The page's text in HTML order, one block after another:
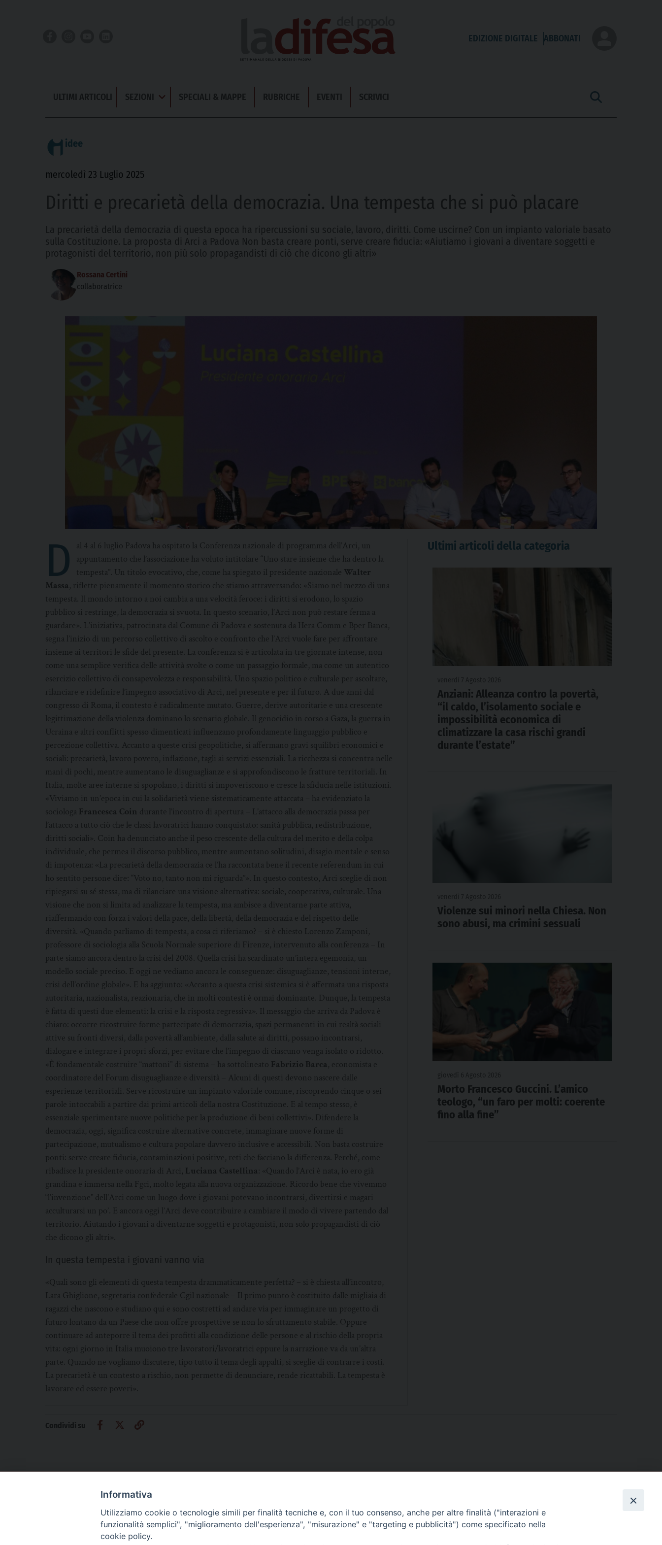
EDIZIONE DIGITALE ABBONATI
ULTIMI ARTICOLI SEZIONI
Apri
Menu
SPECIALI & MAPPE RUBRICHE EVENTI SCRIVICI
idee
mercoledì 23 Luglio 2025
Diritti e precarietà della democrazia. Una tempesta che si può placare
La precarietà della democrazia di questa epoca ha ripercussioni su sociale, lavoro, diritti. Come uscirne? Con un impianto valoriale basato
sulla Costituzione. La proposta di Arci a Padova Non basta creare ponti, serve creare fiducia: «Aiutiamo i giovani a diventare soggetti e
protagonisti del territorio, non più solo propagandisti di ciò che dicono gli altri»
Rossana Certini
collaboratrice
D
al 4 al 6 luglio Padova ha ospitato la Conferenza nazionale di programma dell’Arci, un
appuntamento che l’associazione ha voluto intitolare “Uno stare insieme che ha dentro la
tempesta”. Un titolo evocativo, che, come ha spiegato il presidente nazionaleWalter
Massa, riflette pienamente il momento storico che stiamo attraversando: «Siamo nel mezzo di una
tempesta. Il mondo intorno a noi cambia a una velocità feroce: i diritti si erodono, lo spazio
pubblico si restringe, la democrazia si svuota. In questo scenario, l’Arci non può restare ferma a
guardare». L’iniziativa, patrocinata dal Comune di Padova e sostenuta da Hera Comm e Bper Banca,
segna l’inizio di un percorso collettivo di ascolto e confronto che l’Arci vuole fare per affrontare
insieme ai territori le sfide del presente. La conferenza si è articolata in tre giornate intense, non
come una semplice verifica delle attività svolte o come un passaggio formale, ma come un autentico
esercizio collettivo di consapevolezza e responsabilità. Uno spazio politico e culturale per ascoltare,
rilanciare e ridefinire l’impegno associativo di Arci, nel presente e per il futuro. A due anni dal
congresso di Roma, il contesto è radicalmente mutato. Guerre, derive autoritarie e una crescente
legittimazione della violenza dominano lo scenario globale. Il genocidio in corso a Gaza, la guerra in
Ucraina e altri conflitti spesso dimenticati influenzano profondamente linguaggio pubblico e
percezione collettiva. Accanto a queste crisi geopolitiche, si affermano gravi squilibri economici e
sociali: precarietà, lavoro povero, inflazione, tagli ai servizi essenziali. La ricchezza si concentra nelle
mani di pochi, mentre aumentano le disuguaglianze e si approfondiscono le fratture territoriali. In
Italia, molte aree interne si spopolano, i diritti si impoveriscono e cresce la sfiducia nelle istituzioni.
«Viviamo in un’epoca in cui la solidarietà viene sistematicamente attaccata – ha evidenziato la
sociologa Francesca Coin durante l’incontro di apertura – L’attacco alla democrazia passa per
l’attacco a tutto ciò che le classi lavoratrici hanno conquistato: sanità pubblica, redistribuzione,
diritti sociali». Coin ha denunciato anche il peso crescente della cultura del merito e della colpa
individuale, che permea il discorso pubblico, mentre aumentano solitudini, disagio mentale e senso
di impotenza: «La precarietà della democrazia ce l’ha raccontata bene il recente referendum in cui
ho sentito persone dire: “Voto no, tanto non mi riguarda”». In questo contesto, Arci sceglie di non
ripiegarsi su sé stessa, ma di rilanciare una visione alternativa: sociale, cooperativa, culturale. Una
visione che non si limita ad analizzare la tempesta, ma ambisce a diventarne parte attiva,
riaffermando con forza i valori della pace, della libertà, della democrazia e del rispetto delle
diversità. «Quando parliamo di tempesta, a cosa ci riferiamo? – si è chiesto Lorenzo Zamponi,
professore di sociologia alla Scuola Normale superiore di Firenze, intervenuto alla conferenza – In
parte siamo ancora dentro la crisi del 2008. Quella crisi ha scardinato un’intera egemonia, un
modello sociale preciso. E oggi ne vediamo ancora le conseguenze: disuguaglianze, tensioni interne,
crisi dell’ordine globale». E ha aggiunto: «Accanto a questa crisi sistemica si è affermata una risposta
autoritaria, nazionalista, reazionaria, che in molti contesti è ormai dominante. Dunque, la tempesta
è fatta di questi due elementi: la crisi e la risposta regressiva». Il messaggio che arriva da Padova è
chiaro: occorre ricostruire forme partecipate di democrazia, spazi permanenti in cui realtà sociali
attive su fronti diversi, dalla povertà all’ambiente, dalla salute ai diritti, possano incontrarsi,
dialogare e integrare i propri sforzi, per evitare che l’impegno di ciascuno venga isolato o ridotto.
«È fondamentale costruire “mattoni” di sistema – ha sottolineato Fabrizio Barca, economista e
coordinatore del Forum disuguaglianze e diversità – Alcuni di questi devono nascere dalle
esperienze territoriali. Serve ricostruire un impianto valoriale comune, riscoprendo cinque o sei
parole intoccabili a partire dai primi articoli della nostra Costituzione. E al tempo stesso, è
essenziale sperimentare nuove politiche per la produzione di beni collettivi». Difendere la
democrazia, oggi, significa costruire alternative concrete, immaginare nuove forme di
partecipazione, mutualismo e cultura popolare davvero inclusive e accessibili. Non basta costruire
ponti: serve creare fiducia, contaminazioni positive, reti che facciano la differenza. Perché, come
ribadisce la presidente onoraria di Arci, Luciana Castellina : «Quando l’Arci è nata, io ero già
grandina e immersa nella Fgci, molto legata alla nuova organizzazione. Ricordo bene che vivemmo
“l’invenzione” dell’Arci come un luogo dove i giovani potevano incontrarsi, divertirsi e magari
acculturarsi un po’. E ancora oggi l’Arci deve contribuire a cambiare il modo di vivere partendo dal
territorio. Aiutando i giovani a diventarne soggetti e protagonisti, non solo propagandisti di ciò
che dicono gli altri».
In questa tempesta i giovani vanno via
«Quali sono gli elementi di questa tempesta drammaticamente perfetta? – si è chiesta all’incontro,
Lara Ghiglione, segretaria confederale Cgil nazionale – Il primo punto è costituito dalle migliaia di
ragazzi che nascono e studiano qui e sono costretti ad andare via per immaginare un progetto di
futuro lontano da un Paese che non offre prospettive se non lo sfruttamento stabile. Oppure
continuare ad anteporre il tema dei profitti alla condizione delle persone e al rischio della propria
vita: ogni giorno in Italia muoiono tre lavoratori/lavoratrici eppure la narrazione va da un’altra
parte. Quando ne vogliamo discutere, tipo tutto il tema degli appalti, si sceglie di contrarre i costi.
La precarietà è un contesto a rischio, non permette di denunciare, rende ricattabili. La tempesta è
lavorare ed essere poveri».
Ultimi articoli della categoria
Anziani: Alleanza contro la povertà,
“il caldo, l’isolamento sociale e
impossibilità economica di
climatizzare la casa rischi grandi
durante l’estate”
Violenze sui minori nella Chiesa. Non
sono abusi, ma crimini sessuali
Morto Francesco Guccini. L’amico
teologo, “un faro per molti: coerente
fino alla fine”
Condividi su
AMMINISTRAZIONE TRASPARENTE
Informativa
Utilizziamo cookie o tecnologie simili per finalità tecniche e, con il tuo consenso, anche per altre finalità ("interazioni e
funzionalità semplici", "miglioramento dell'esperienza", "misurazione" e "targeting e pubblicità") come specificato nella
cookie policy.